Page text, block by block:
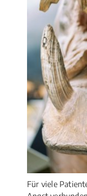
Für viele